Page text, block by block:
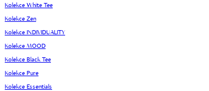
Kolekce White Tee
Kolekce Zen
Kolekce INDIVIDUALITY
Kolekce MOOD
Kolekce Black Tee
Kolekce Pure
Kolekce Essentials